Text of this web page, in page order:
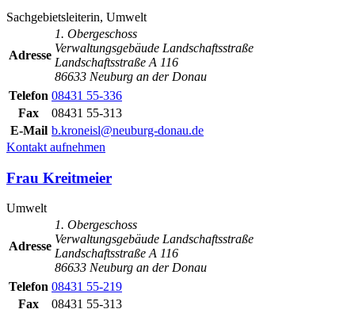
Sachgebietsleiterin, Umwelt
Adresse
1. Obergeschoss
Verwaltungsgebäude Landschaftsstraße
Landschaftsstraße A 116
86633 Neuburg an der Donau
Telefon 08431 55-336
Fax
08431 55-313
E-Mail b.kroneisl@neuburg-donau.de
Kontakt aufnehmen
Frau Kreitmeier
Umwelt
Adresse
1. Obergeschoss
Verwaltungsgebäude Landschaftsstraße
Landschaftsstraße A 116
86633 Neuburg an der Donau
Telefon 08431 55-219
Fax
08431 55-313